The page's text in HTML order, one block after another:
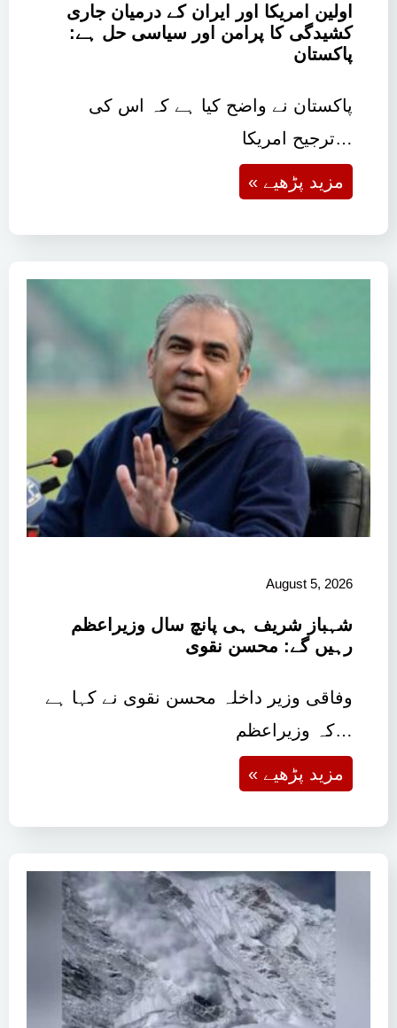
اولین امریکا اور ایران کے درمیان جاری
کشیدگی کا پرامن اور سیاسی حل ہے:
پاکستان
پاکستان نے واضح کیا ہے کہ اس کی
ترجیح امریکا…
« مزید پڑھیے
August 5, 2026
شہباز شریف ہی پانچ سال وزیراعظم
رہیں گے: محسن نقوی
وفاقی وزیر داخلہ محسن نقوی نے کہا ہے
کہ وزیراعظم…
« مزید پڑھیے